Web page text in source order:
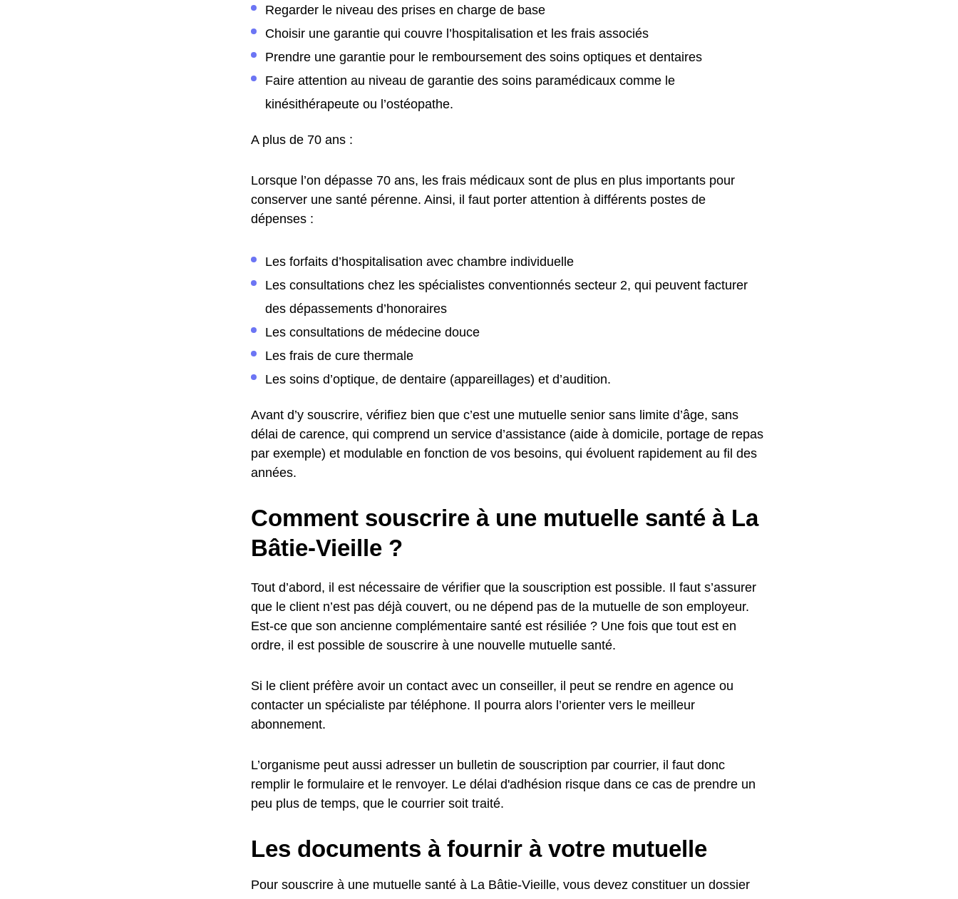
Regarder le niveau des prises en charge de base
Choisir une garantie qui couvre l’hospitalisation et les frais associés
Prendre une garantie pour le remboursement des soins optiques et dentaires
Faire attention au niveau de garantie des soins paramédicaux comme le
kinésithérapeute ou l’ostéopathe.
A plus de 70 ans :
Lorsque l’on dépasse 70 ans, les frais médicaux sont de plus en plus importants pour
conserver une santé pérenne. Ainsi, il faut porter attention à différents postes de
dépenses :
Les forfaits d’hospitalisation avec chambre individuelle
Les consultations chez les spécialistes conventionnés secteur 2, qui peuvent facturer
des dépassements d’honoraires
Les consultations de médecine douce
Les frais de cure thermale
Les soins d’optique, de dentaire (appareillages) et d’audition.
Avant d’y souscrire, vérifiez bien que c’est une mutuelle senior sans limite d’âge, sans
délai de carence, qui comprend un service d’assistance (aide à domicile, portage de repas
par exemple) et modulable en fonction de vos besoins, qui évoluent rapidement au fil des
années.
Comment souscrire à une mutuelle santé à La
Bâtie-Vieille ?
Tout d’abord, il est nécessaire de vérifier que la souscription est possible. Il faut s’assurer
que le client n’est pas déjà couvert, ou ne dépend pas de la mutuelle de son employeur.
Est-ce que son ancienne complémentaire santé est résiliée ? Une fois que tout est en
ordre, il est possible de souscrire à une nouvelle mutuelle santé.
Si le client préfère avoir un contact avec un conseiller, il peut se rendre en agence ou
contacter un spécialiste par téléphone. Il pourra alors l’orienter vers le meilleur
abonnement.
L’organisme peut aussi adresser un bulletin de souscription par courrier, il faut donc
remplir le formulaire et le renvoyer. Le délai d'adhésion risque dans ce cas de prendre un
peu plus de temps, que le courrier soit traité.
Les documents à fournir à votre mutuelle
Pour souscrire à une mutuelle santé à La Bâtie-Vieille, vous devez constituer un dossier